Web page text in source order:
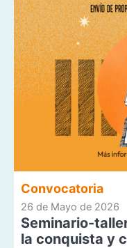
Convocatoria
26 de Mayo de 2026
Seminario-
la conquista y